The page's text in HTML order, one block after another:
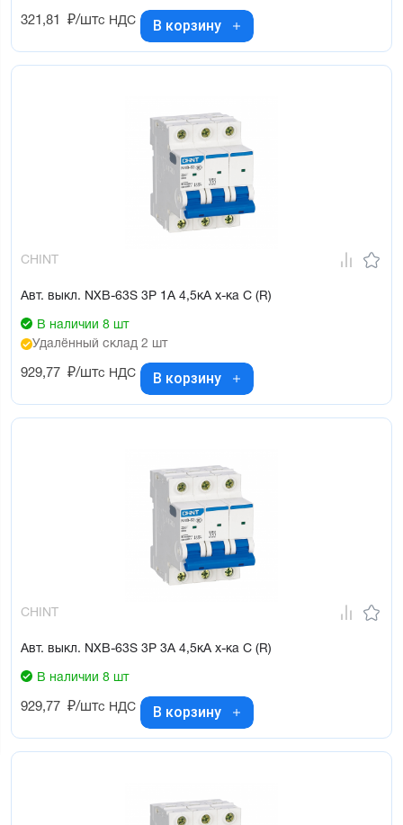
321,81 ₽/штс НДС В корзину
CHINT
Авт. выкл. NXB-63S 3P 1А 4,5кА х-ка C (R)
В наличии 8 шт
Удалённый склад 2 шт
929,77 ₽/штс НДС В корзину
CHINT
Авт. выкл. NXB-63S 3P 3А 4,5кА х-ка C (R)
В наличии 8 шт
929,77 ₽/штс НДС В корзину